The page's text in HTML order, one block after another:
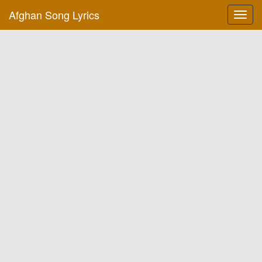
Afghan Song Lyrics